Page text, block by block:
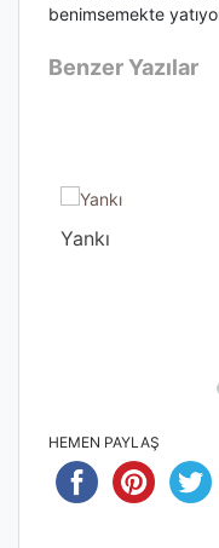
benimsemekte
Benzer Yazılar
Yankı
HEMEN PAYLAŞ